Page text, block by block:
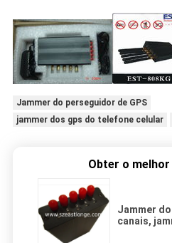
Jammer do perseguidor de GPS
jammer dos gps do telefone celular
Obter o
Jammer do
canais,